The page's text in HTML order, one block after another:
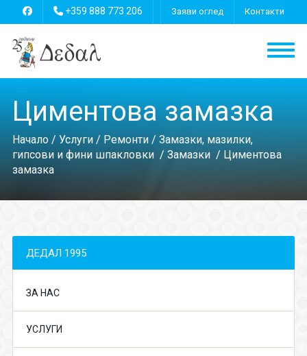
+359 888 773 206 Заяви оглед Контакти
Циментова замазка
Начало/ Услуги/ Ремонти/ Замазки, мазилки,
гипсови и фини шпакловки / Замазки / Циментова
замазка
ДЕДАЛ 1995
ЗА НАС
УСЛУГИ